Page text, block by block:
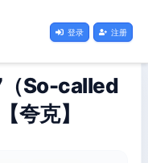
登录 注册
（So-called
夸克】